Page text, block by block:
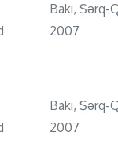
Bakı, Şərq-
2007
Bakı, Şərq-
2007